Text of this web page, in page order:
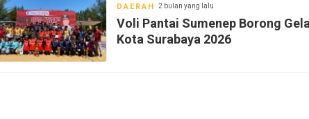
DAERAH 2 bulan yang lalu
Voli Pantai Sumenep Borong
Kota Surabaya 2026